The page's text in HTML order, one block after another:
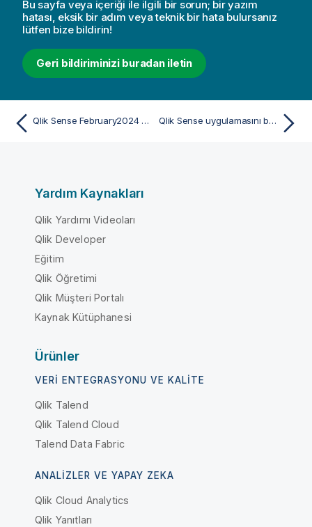
Bu sayfa veya içeriği ile ilgili bir sorun; bir yazım
hatası, eksik bir adım veya teknik bir hata bulursanız
lütfen bize bildirin!
Geri bildiriminizi buradan iletin
Qlik Sense February2024 yenilikleri Qlik Sense uygulamasını başlatma
Yardım Kaynakları
Qlik Yardımı Videoları
Qlik Developer
Eğitim
Qlik Öğretimi
Qlik Müşteri Portalı
Kaynak Kütüphanesi
Ürünler
VERI ENTEGRASYONU VE KALITE
Qlik Talend
Qlik Talend Cloud
Talend Data Fabric
ANALIZLER VE YAPAY ZEKA
Qlik Cloud Analytics
Qlik Yanıtları